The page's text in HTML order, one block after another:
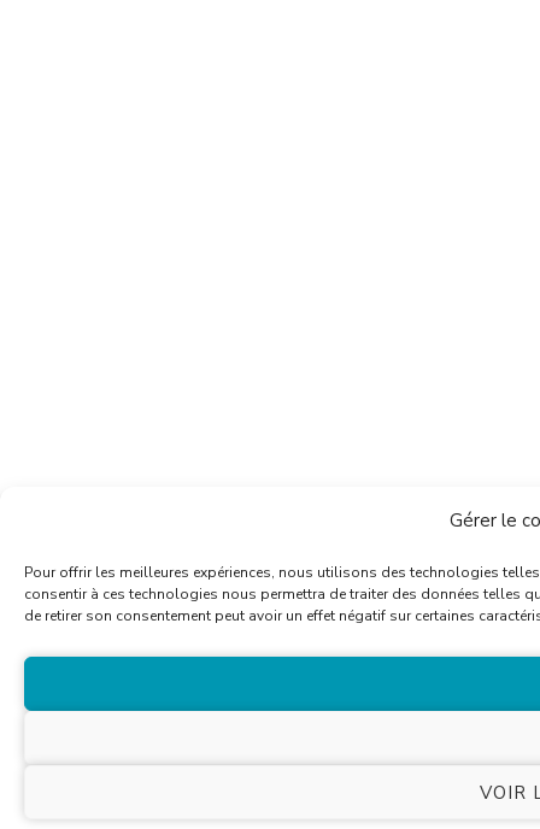
Gérer le
Pour offrir les meilleures expériences, nous utilisons des technologies
consentir à ces technologies nous permettra de traiter des données telles
de retirer son consentement peut avoir un effet négatif sur certaines
VOIR